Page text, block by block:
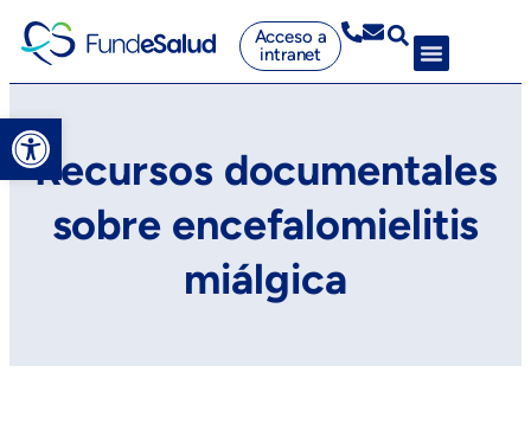
Abrir barra de herramientas
Acceso a
intranet
Recursos documentales
sobre encefalomielitis
miálgica